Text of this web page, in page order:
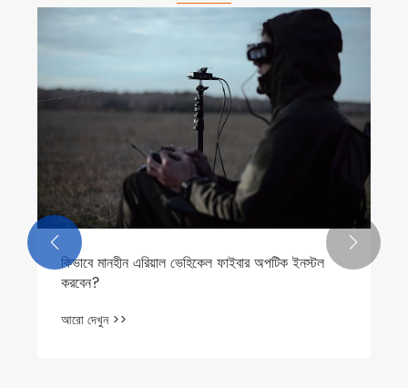
কিভাবে মানহীন এরিয়াল ভেহিকেল ফাইবার অপটিক ইনস্টল
করবেন?
আরো দেখুন >>
 